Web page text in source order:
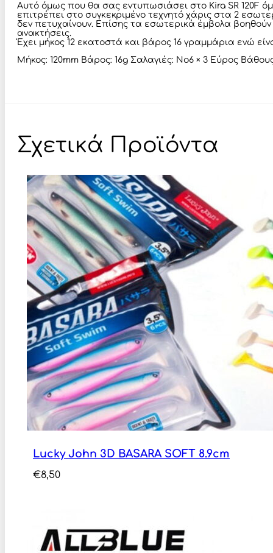
Αυτό όμως που θα σας εντυπωσιάσει στο Kira SR 120F
επιτρέπει στο συγκεκριμένο τεχνητό χάρις στα 2
δεν πετυχαίνουν. Επίσης τα εσωτερικά έμβολα
ανακτήσεις.
Έχει μήκος 12 εκατοστά και βάρος 16 γραμμάρια ενώ
Μήκος: 120mm Βάρος: 16g Σαλαγιές: Νο6 × 3 Εύρος
Σχετικά Προϊόντα
Lucky John 3D BASARA SOFT 8.9cm
€8,50